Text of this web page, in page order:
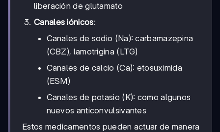
liberación de glutamato
Canales iónicos:
Canales de sodio (Na): carbamazepina
(CBZ), lamotrigina (LTG)
Canales de calcio (Ca): etosuximida
(ESM)
Canales de potasio (K): como algunos
nuevos anticonvulsivantes
Estos medicamentos pueden actuar de manera